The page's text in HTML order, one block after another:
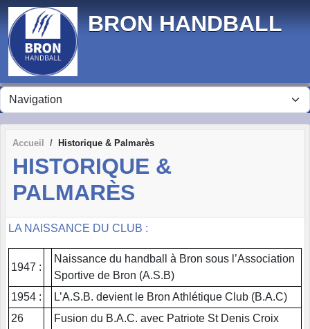
BRON HANDBALL
Accueil Historique & Palmarès
HISTORIQUE &
PALMARÈS
LA NAISSANCE DU CLUB :
1947 :
Naissance du handball à Bron sous l’Association
Sportive de Bron (A.S.B)
1954 :
L’A.S.B. devient le Bron Athlétique Club (B.A.C)
26
Fusion du B.A.C. avec Patriote St Denis Croix
Panneau de gestion des cookies